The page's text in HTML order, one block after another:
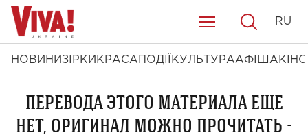
НОВИНИ ЗІРКИ КРАСА ПОДІЇ КУЛЬТУРААФІША КІНО
RU
ПЕРЕВОДА ЭТОГО МАТЕРИАЛА ЕЩЕ
НЕТ, ОРИГИНАЛ МОЖНО ПРОЧИТАТЬ -